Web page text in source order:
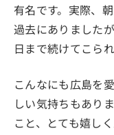
有名です。実際、
過去にありました
日まで続けてこられ
こんなにも広島を
しい気持ちもあり
こと、とても嬉しく